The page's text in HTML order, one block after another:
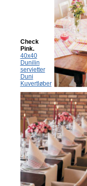
Check
Pink.
40x40
Dunilin
servietter
Duni
Kuvertløber